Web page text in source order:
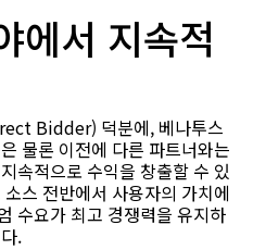
에서 지속적
Bidder) 덕분에, 베나투스
물론 이전에 다른 파트너와는
속적으로 수익을 창출할 수 있
스 전반에서 사용자의 가치에
수요가 최고 경쟁력을 유지하
.